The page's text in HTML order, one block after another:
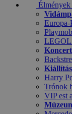
Élmények
Europa-
Harry
Trónok
VIP est